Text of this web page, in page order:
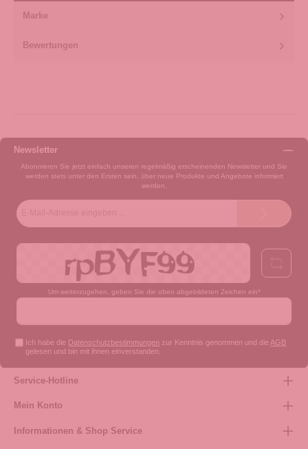
Marke
Bewertungen
Newsletter
Abonnieren Sie jetzt einfach unseren regelmäßig erscheinenden Newsletter und Sie
werden stets unter den Ersten sein, über neue Produkte und Angebote informiert
werden.
Um weiterzugehen, geben Sie die oben abgebildeten Zeichen ein*
Ich habe die Datenschutzbestimmungen zur Kenntnis genommen und die AGB
gelesen und bin mit ihnen einverstanden.
Service-Hotline
Mein Konto
Informationen & Shop Service